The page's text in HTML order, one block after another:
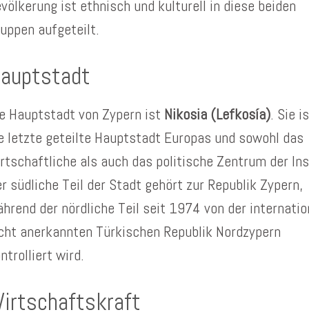
ist ethnisch und kulturell in diese beiden
aufgeteilt.
Hauptstadt von Zypern ist Nikosia (Lefkosía). Sie
letzte geteilte Hauptstadt Europas und sowohl das
als auch das politische Zentrum der
südliche Teil der Stadt gehört zur Republik Zypern,
der nördliche Teil seit 1974 von der
anerkannten Türkischen Republik Nordzypern
wird.